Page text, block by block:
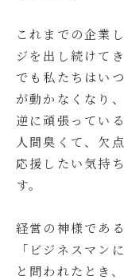
これまでの企業
ジを出し続けて
でも私たちはい
が動かなくなり、
逆に頑張ってい
人間臭くて、欠
応援したい気持
す。
経営の神様であ
「ビジネスマン
と問われたとき、